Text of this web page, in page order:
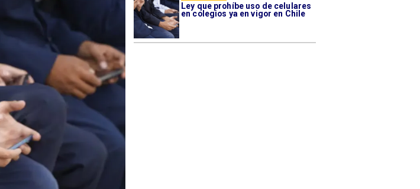
Ley que prohíbe uso de celulares
en colegios ya en vigor en Chile